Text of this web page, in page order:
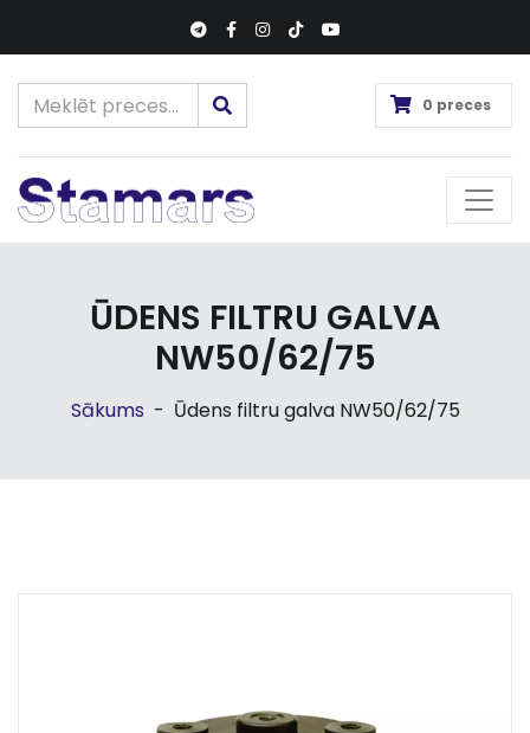
0 preces
ŪDENS FILTRU GALVA
NW50/62/75
Sākums - Ūdens filtru galva NW50/62/75